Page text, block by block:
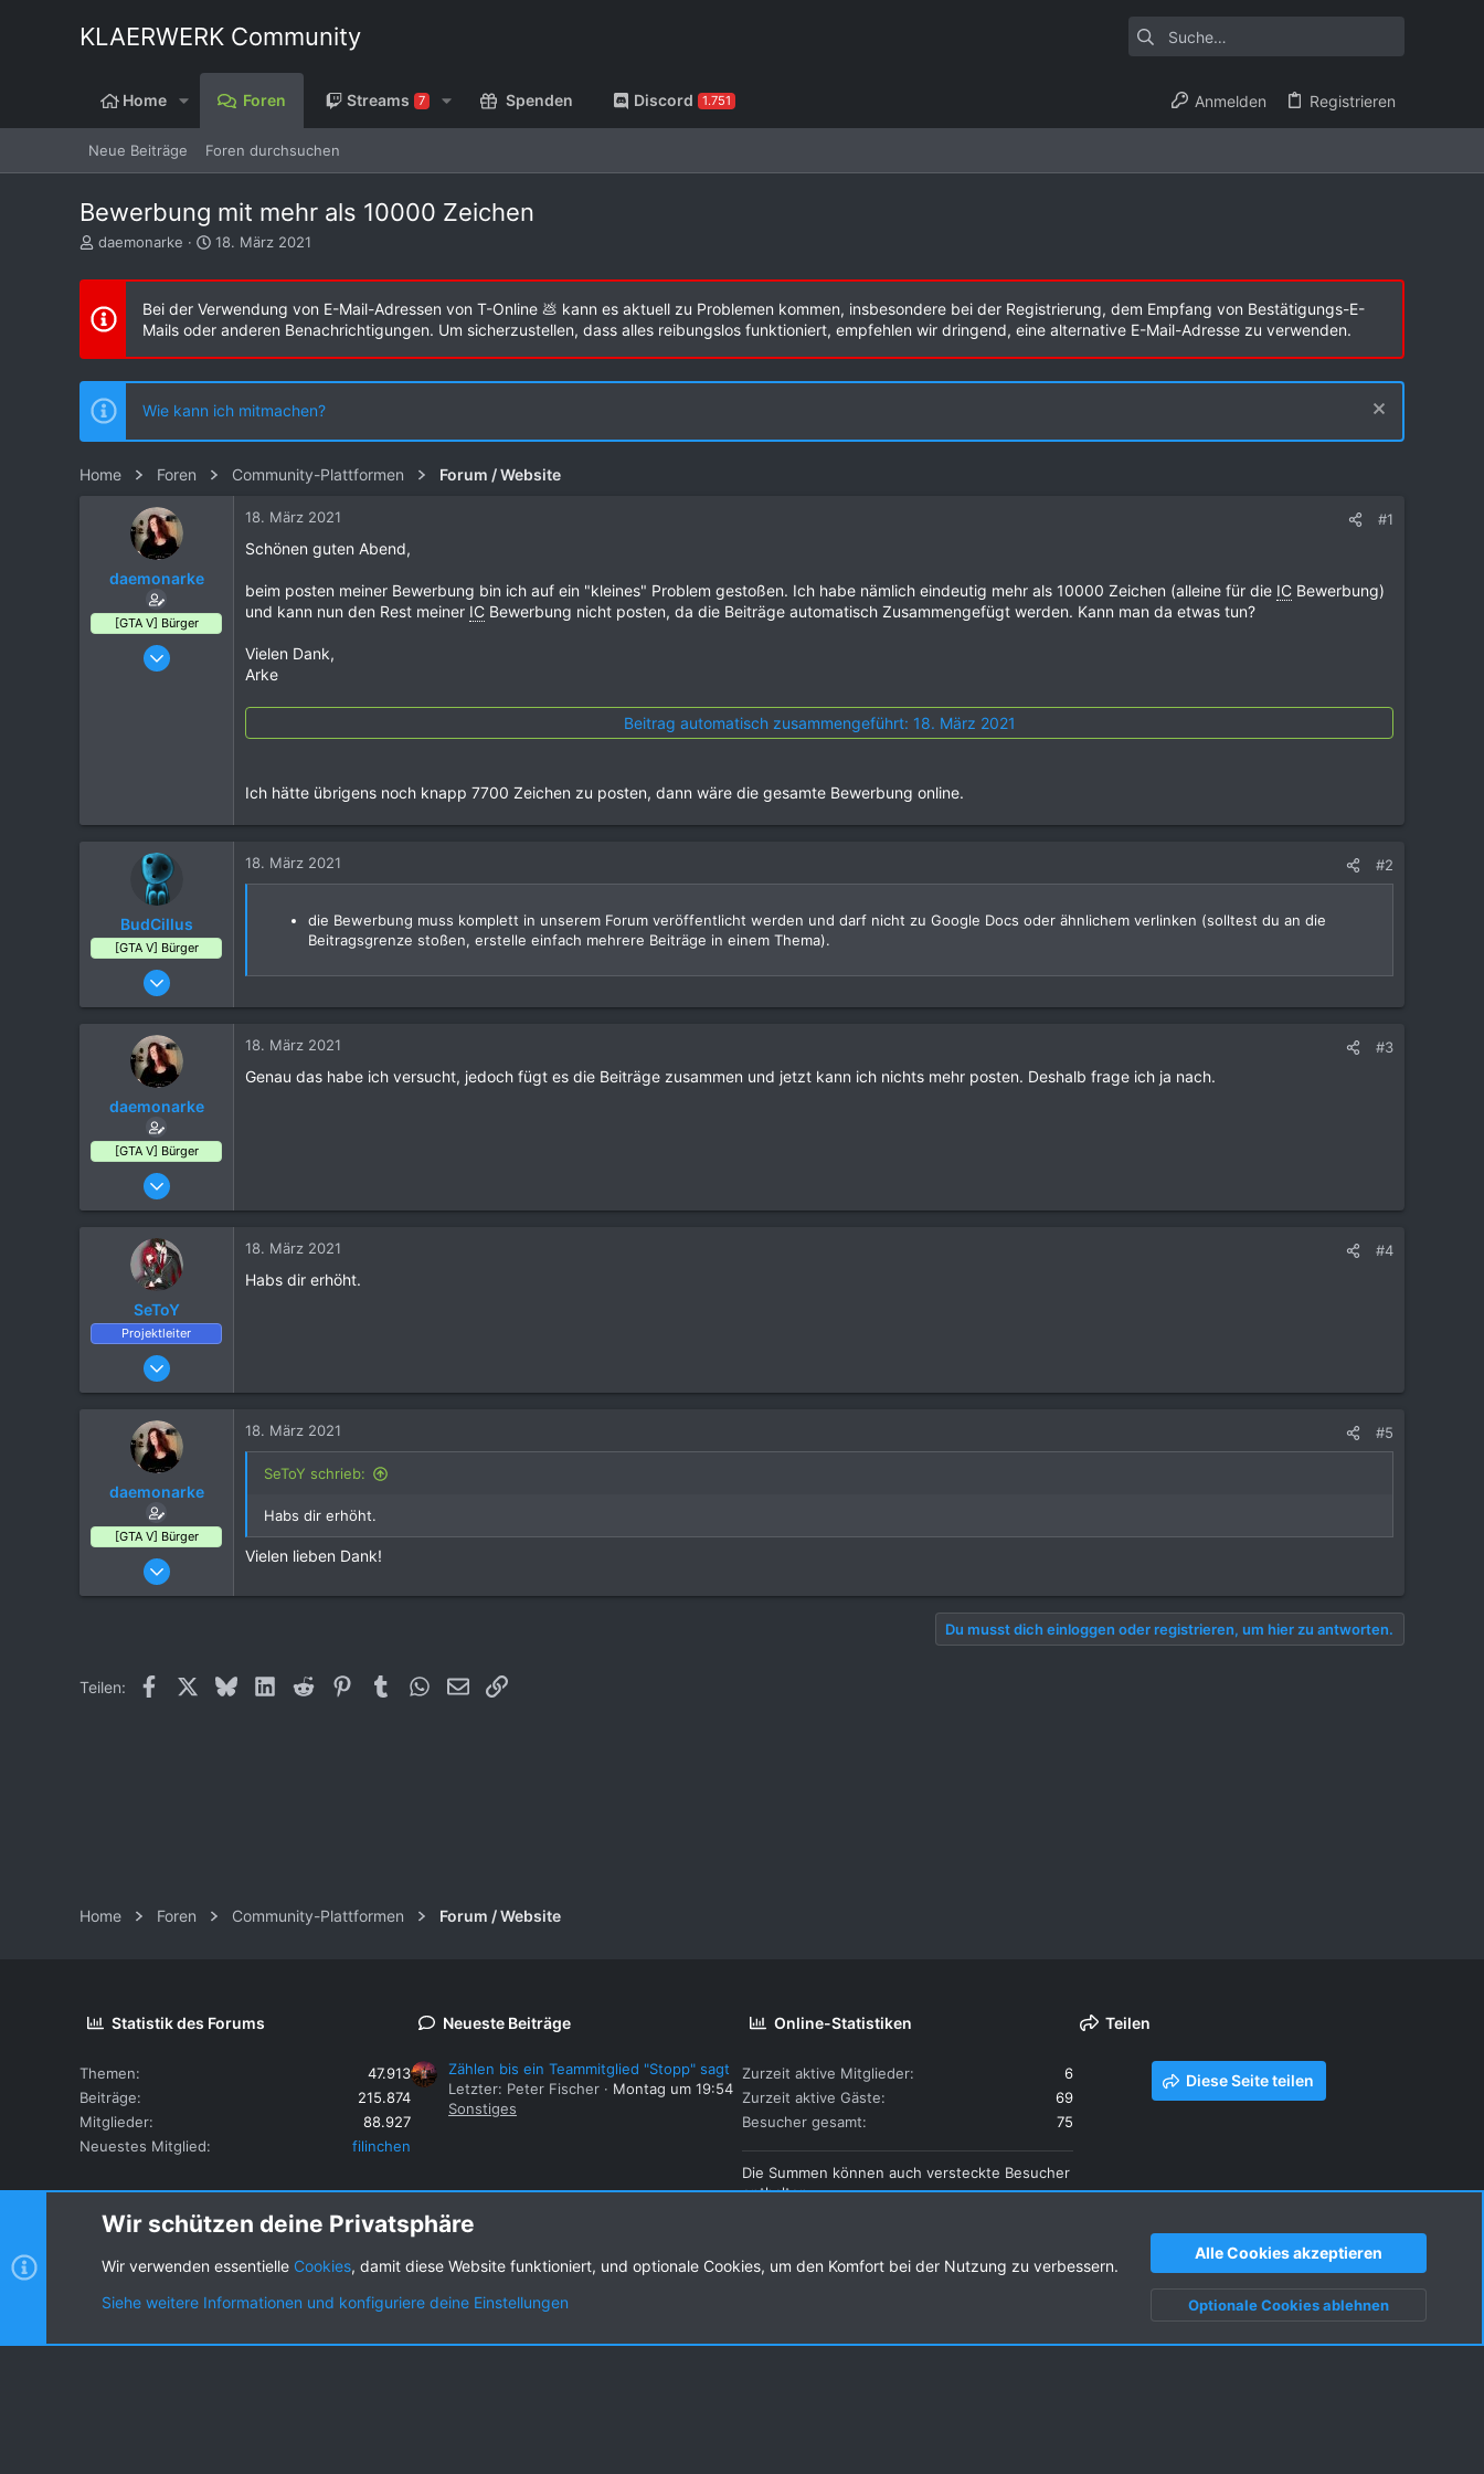
KLAERWERK Community
Home Foren Streams 7 Spenden Discord 1.751 Anmelden Registrieren
Neue Beiträge Foren durchsuchen
Bewerbung mit mehr als 10000 Zeichen
E
s
e
l
e
r
daemonarke
E
s
e
l
t
m
18. März 2021
Bei der Verwendung von E-Mail-Adressen von T-Online 💩 kann es aktuell zu Problemen kommen, insbesondere bei der Registrierung, dem Empfang von Bestätigungs-E-
Mails oder anderen Benachrichtigungen. Um sicherzustellen, dass alles reibungslos funktioniert, empfehlen wir dringend, eine alternative E-Mail-Adresse zu verwenden.
Wie kann ich mitmachen?
Home Foren Community-Plattformen Forum / Website
daemonarke
[GTA V] Bürger
18. März 2021
18. März 2021 #1
Schönen guten Abend,
beim posten meiner Bewerbung bin ich auf ein "kleines" Problem gestoßen. Ich habe nämlich eindeutig mehr als 10000 Zeichen (alleine für die IC Bewerbung)
und kann nun den Rest meiner IC Bewerbung nicht posten, da die Beiträge automatisch Zusammengefügt werden. Kann man da etwas tun?
Vielen Dank,
Arke
Beitrag automatisch zusammengeführt: 18. März 2021
Ich hätte übrigens noch knapp 7700 Zeichen zu posten, dann wäre die gesamte Bewerbung online.
BudCillus
[GTA V] Bürger
06. Juli 2019
182
18. März 2021 #2
die Bewerbung muss komplett in unserem Forum veröffentlicht werden und darf nicht zu Google Docs oder ähnlichem verlinken (solltest du an die
Beitragsgrenze stoßen, erstelle einfach mehrere Beiträge in einem Thema).
daemonarke
[GTA V] Bürger
18. März 2021
0
Norwegen
18. März 2021 #3
Genau das habe ich versucht, jedoch fügt es die Beiträge zusammen und jetzt kann ich nichts mehr posten. Deshalb frage ich ja nach.
SeToY
Projektleiter
25. März 2016
21.081
18. März 2021 #4
Habs dir erhöht.
daemonarke
[GTA V] Bürger
18. März 2021
29
Norwegen
18. März 2021 #5
SeToY schrieb:
Habs dir erhöht.
Vielen lieben Dank!
Du musst dich einloggen oder registrieren, um hier zu antworten.
Teilen: FacebookX (Twitter)
BlueskyLinkedIn
Reddit PinterestTumblrWhatsApp
E-MailLink
Home Foren Community-Plattformen Forum / Website
Statistik des Forums
Themen
47.913
Beiträge
215.874
Mitglieder
88.927
Neuestes Mitglied
filinchen
Neueste Beiträge
Zählen bis ein Teammitglied "Stopp" sagt
Letzter: Peter Fischer
Montag um 19:54
Sonstiges
Online-Statistiken
Zurzeit aktive Mitglieder
6
Zurzeit aktive Gäste
69
Besucher gesamt
75
Die Summen können auch versteckte Besucher
enthalten.
Teilen
Diese Seite teilen
Oben
Wir schützen deine Privatsphäre
Wir verwenden essentielle Cookies, damit diese Website funktioniert, und optionale Cookies, um den Komfort bei der Nutzung zu verbessern.
Siehe weitere Informationen und konfiguriere deine Einstellungen
Alle Cookies akzeptieren
Optionale Cookies ablehnen